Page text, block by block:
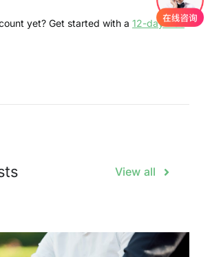
yet? Get started with a 12-day free
View all